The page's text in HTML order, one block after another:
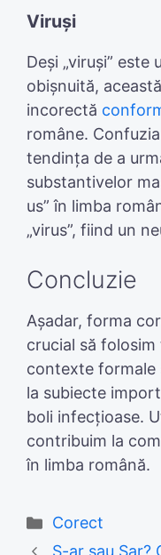
Viruși
Deși „viruși”
obișnuită,
incorectă
române.
tendința de a
substantivelor
us” în limba
„virus”, fiind un
Concluzie
Așadar, forma
crucial să
contexte formale
la subiecte
boli infecțioase.
contribuim la
în limba română.
Categories
Corect